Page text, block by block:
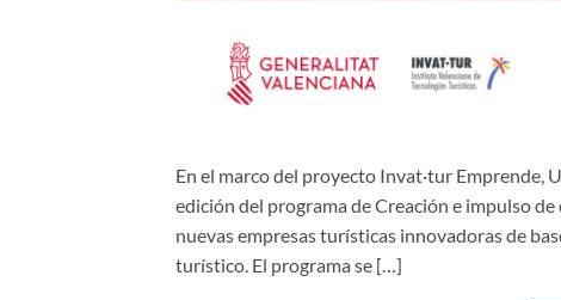
En el marco del proyecto Invat·tur Emprende,
edición del programa de Creación e impulso
nuevas empresas turísticas innovadoras de
turístico. El programa se […]